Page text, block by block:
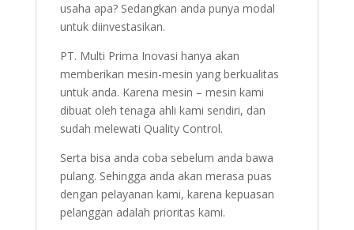
usaha apa? Sedangkan anda punya modal
untuk diinvestasikan.
PT. Multi Prima Inovasi hanya akan
memberikan mesin-mesin yang berkualitas
untuk anda. Karena mesin – mesin kami
dibuat oleh tenaga ahli kami sendiri, dan
sudah melewati Quality Control.
Serta bisa anda coba sebelum anda bawa
pulang. Sehingga anda akan merasa puas
dengan pelayanan kami, karena kepuasan
pelanggan adalah prioritas kami.